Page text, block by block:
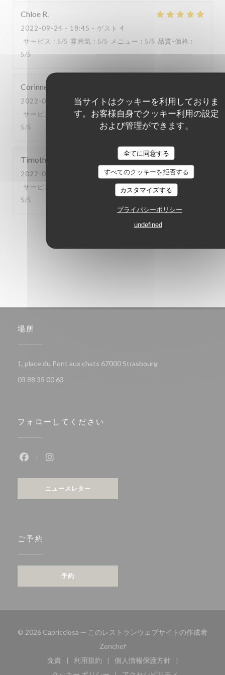
当サイトはクッキーを利用しておりま
す。お客様自身でクッキー利用の設定
および管理ができます。
全てに同意する
すべてのクッキーを拒否する
カスタマイズする
プライバシーポリシー
undefined
Chloe R
2022-09-24 - 18:45 - ゲスト 4
サービス : 5/5 雰囲気 : 5/5 メニュー : 5/5 品質-価格 :
5/5
Corinne
2022-09-23
- 21:00 - ゲスト 6
サービス
雰囲気 : 5/5 メニュー: 5/5 品質-価格:
5/5
Timothée
2022-09-23
- 19:00 - ゲスト 2
サービス
メニュー: 5 /5 品質-価格
5/5
場所
1, place du Pont aux chats 67000 Strasbourg((新しいウィンドウ
03 88 35 00 63
フォローしてください
ニュースレター
ご予約
予約
© 2026 Capricciosa — このレストランウェブサイトの作成者
Zenchef((新しいウィンドウで開きます))
免責
((新しいウィンドウで開きます))
利用規約
((新しいウィンドウで開きます))
個人情報保護方針
((新しいウィンドウで開